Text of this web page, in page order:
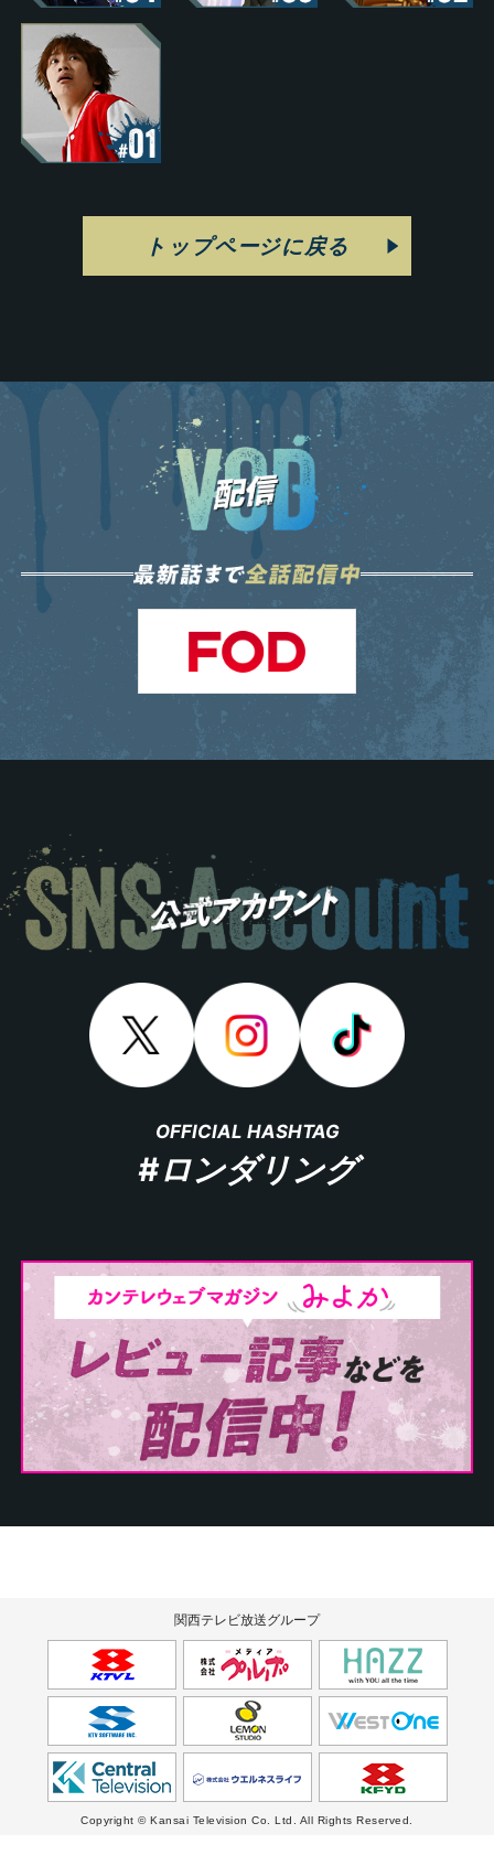
トップページに戻る
OFFICIAL HASHTAG
#ロンダリング
関西テレビ放送グループ
Copyright © Kansai Television Co. Ltd. All Rights Reserved.